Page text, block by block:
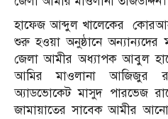
হাফেজ আব্দুল খালেকের কোরআন
শুরু হওয়া অনুষ্ঠানে অন্যান্যদের
জেলা আমীর অধ্যাপক আবুল
আমির মাওলানা আজিজুর
অ্যাডভোকেট মাসুদ পারভেজ
জামায়াতের সাবেক আমীর